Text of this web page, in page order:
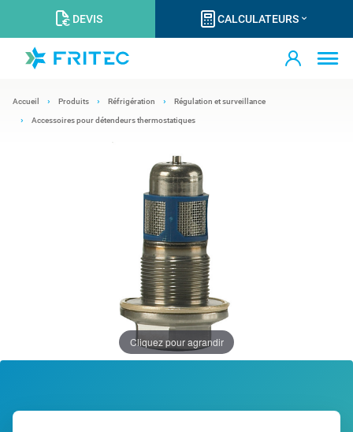
DEVIS CALCULATEURS
Accueil Produits Réfrigération Régulation et surveillance
Accessoires pour détendeurs thermostatiques
Cliquez pour agrandir